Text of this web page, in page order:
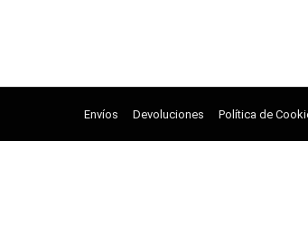
Envíos Devoluciones Política de